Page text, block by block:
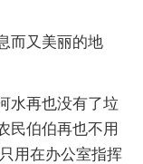
而又美丽的地
水再也没有了垃
民伯伯再也不用
用在办公室指挥